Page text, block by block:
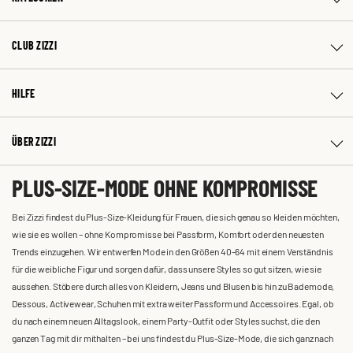
CLUB ZIZZI
HILFE
ÜBER ZIZZI
PLUS-SIZE-MODE OHNE KOMPROMISSE
Bei Zizzi findest du Plus-Size-Kleidung für Frauen, die sich genau so kleiden möchten,
wie sie es wollen – ohne Kompromisse bei Passform, Komfort oder den neuesten
Trends einzugehen. Wir entwerfen Mode in den Größen 40-64 mit einem Verständnis
für die weibliche Figur und sorgen dafür, dass unsere Styles so gut sitzen, wie sie
aussehen. Stöbere durch alles von Kleidern, Jeans und Blusen bis hin zu Bademode,
Dessous, Activewear, Schuhen mit extra weiter Passform und Accessoires. Egal, ob
du nach einem neuen Alltagslook, einem Party-Outfit oder Styles suchst, die den
ganzen Tag mit dir mithalten – bei uns findest du Plus-Size-Mode, die sich ganz nach